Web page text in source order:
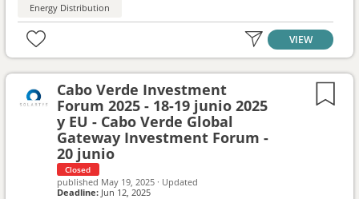
Energy Distribution
VIEW
Cabo Verde Investment
Forum 2025 - 18-19 junio 2025
y EU - Cabo Verde Global
Gateway Investment Forum -
20 junio
Closed
published May 19, 2025 · Updated
Deadline: Jun 12, 2025